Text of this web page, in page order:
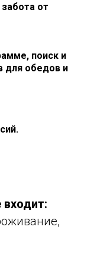
от
поиск и
для обедов и